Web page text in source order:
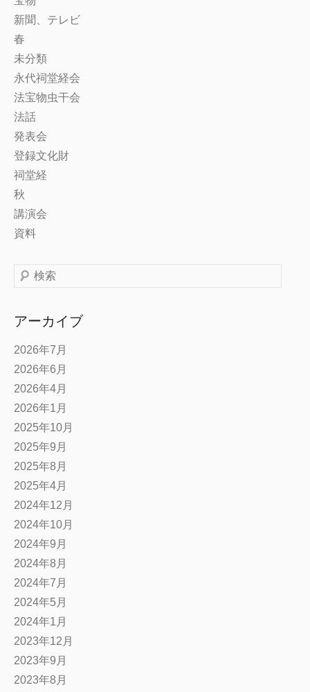
新聞、テレビ
春
未分類
永代祠堂経会
法宝物虫干会
法話
発表会
登録文化財
祠堂経
秋
講演会
資料
検
アーカイブ
2026年7月
2026年6月
2026年4月
2026年1月
2025年10月
2025年9月
2025年8月
2025年4月
2024年12月
2024年10月
2024年9月
2024年8月
2024年7月
2024年5月
2024年1月
2023年12月
2023年9月
2023年8月